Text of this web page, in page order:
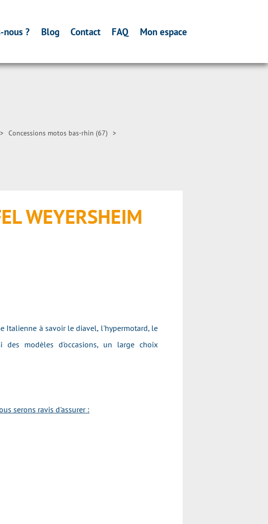
nous ? Blog Contact FAQ Mon espace
> Concessions motos bas-rhin (67) >
WEYERSHEIM
Italienne à savoir le diavel, l'hypermotard, le
des modèles d'occasions, un large choix
serons ravis d'assurer :